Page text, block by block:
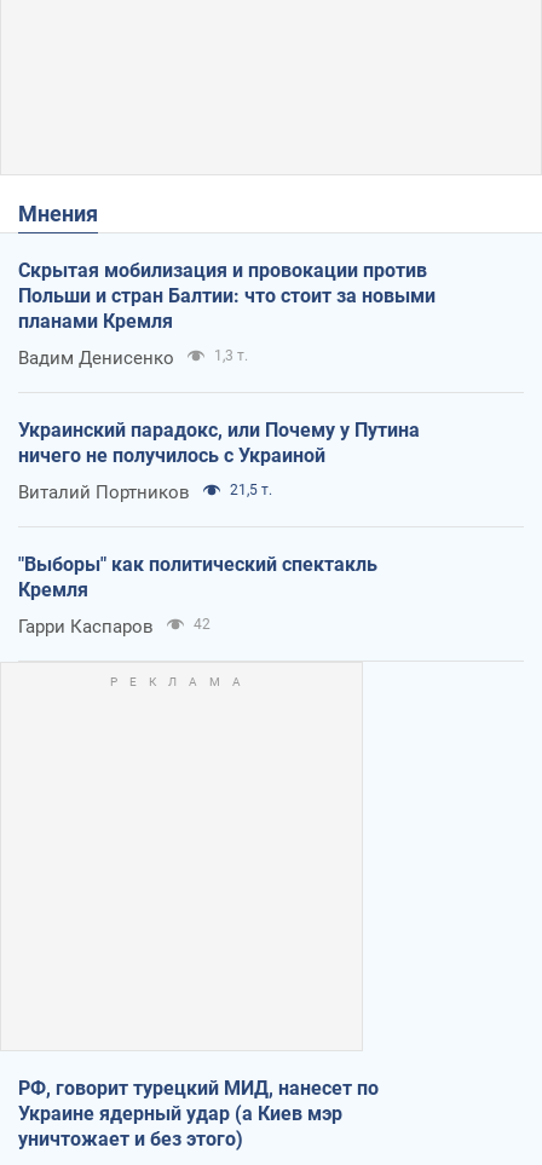
Мнения
Скрытая мобилизация и провокации против
Польши и стран Балтии: что стоит за новыми
планами Кремля
Вадим Денисенко 1,3 т.
Украинский парадокс, или Почему у Путина
ничего не получилось с Украиной
Виталий Портников 21,5 т.
"Выборы" как политический спектакль
Кремля
Гарри Каспаров 42
РФ, говорит турецкий МИД, нанесет по
Украине ядерный удар (а Киев мэр
уничтожает и без этого)